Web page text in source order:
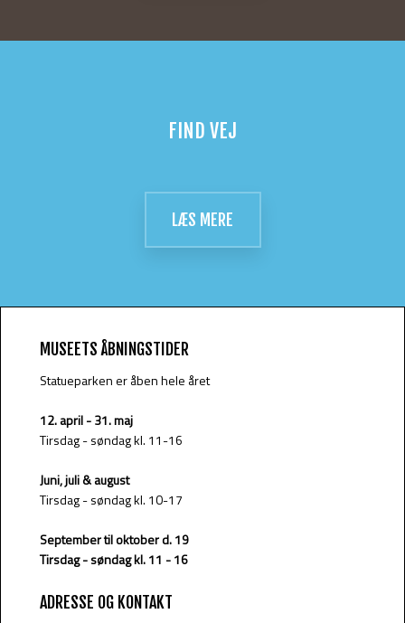
FIND VEJ
LÆS MERE​
MUSEETS ÅBNINGSTIDER
Statueparken er åben hele året
12. april - 31. maj​
Tirsdag - søndag kl. 11-16
Juni, juli & august
Tirsdag - søndag kl. 10-17
September til oktober d. 19
Tirsdag - søndag kl. 11 - 16
ADRESSE OG KONTAKT